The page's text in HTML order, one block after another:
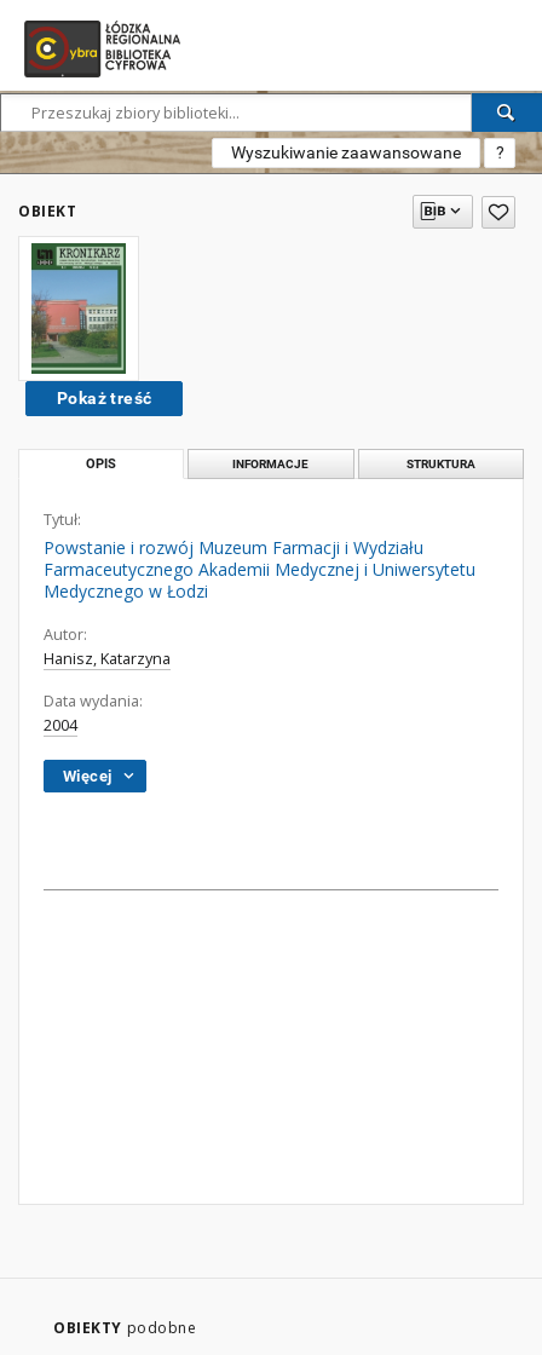
Wyszukiwanie zaawansowane ?
OBIEKT
Pokaż treść
OPIS INFORMACJE STRUKTURA
Tytuł:
Powstanie i rozwój Muzeum Farmacji i Wydziału
Farmaceutycznego Akademii Medycznej i Uniwersytetu
Medycznego w Łodzi
Autor:
Hanisz, Katarzyna
Data wydania:
2004
Więcej
OBIEKTY podobne